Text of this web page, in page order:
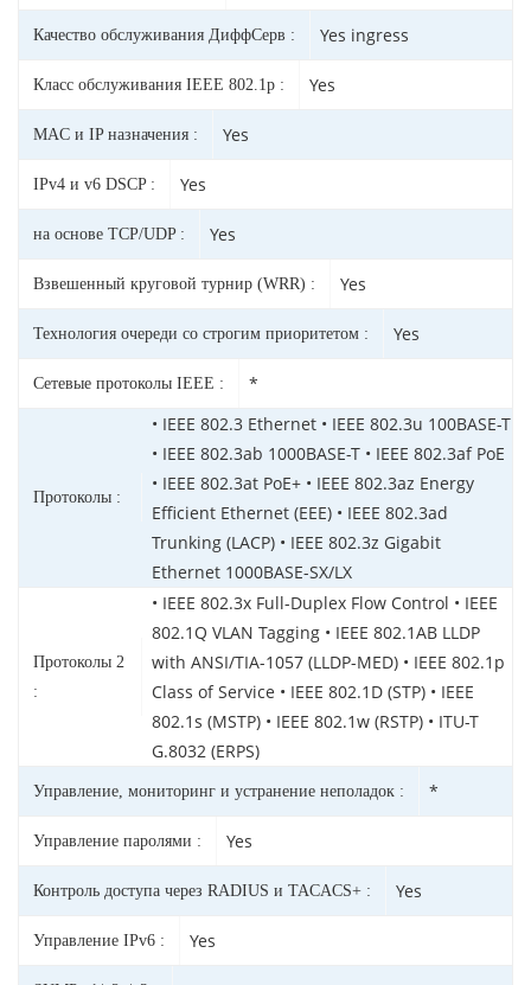
Качество обслуживания ДиффСерв : Yes ingress
Класс обслуживания IEEE 802.1p : Yes
MAC и IP назначения : Yes
IPv4 и v6 DSCP : Yes
на основе TCP/UDP : Yes
Взвешенный круговой турнир (WRR) : Yes
Технология очереди со строгим приоритетом : Yes
Сетевые протоколы IEEE : *
Протоколы :
• IEEE 802.3 Ethernet • IEEE 802.3u 100BASE-T
• IEEE 802.3ab 1000BASE-T • IEEE 802.3af PoE
• IEEE 802.3at PoE+ • IEEE 802.3az Energy
Efficient Ethernet (EEE) • IEEE 802.3ad
Trunking (LACP) • IEEE 802.3z Gigabit
Ethernet 1000BASE-SX/LX
Протоколы 2
:
• IEEE 802.3x Full-Duplex Flow Control • IEEE
802.1Q VLAN Tagging • IEEE 802.1AB LLDP
with ANSI/TIA-1057 (LLDP-MED) • IEEE 802.1p
Class of Service • IEEE 802.1D (STP) • IEEE
802.1s (MSTP) • IEEE 802.1w (RSTP) • ITU-T
G.8032 (ERPS)
Управление, мониторинг и устранение неполадок : *
Управление паролями : Yes
Контроль доступа через RADIUS и TACACS+ : Yes
Управление IPv6 : Yes